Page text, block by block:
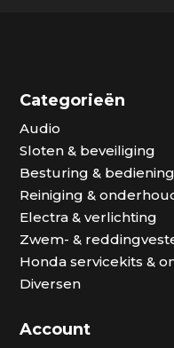
Categorieën
Audio
Sloten & beveiliging
Besturing & bediening
Reiniging &
Electra & verlichting
Zwem- &
Honda servicekits &
Diversen
Account